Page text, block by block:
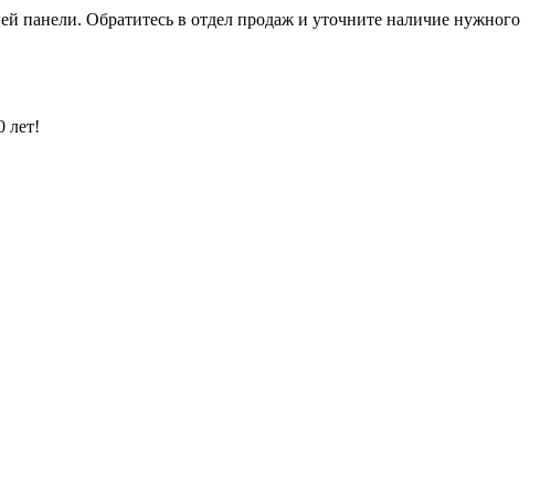
панели. Обратитесь в отдел продаж и уточните наличие нужного
лет!